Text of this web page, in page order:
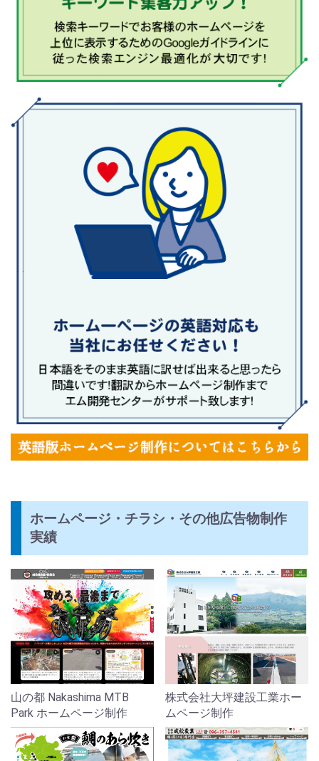
ホームページ・チラシ・その他広告物制作
実績
山の都 Nakashima MTB
Park ホームページ制作
株式会社大坪建設工業ホー
ムページ制作